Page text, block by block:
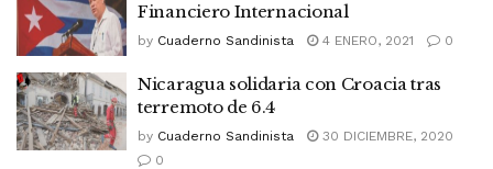
Financiero Internacional
by Cuaderno Sandinista 4 ENERO, 2021 0
Nicaragua solidaria con Croacia tras
terremoto de 6.4
by Cuaderno Sandinista
30 DICIEMBRE, 2020
0